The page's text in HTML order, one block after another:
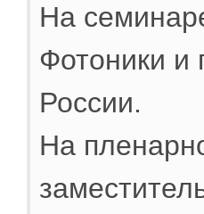
На
Фотоники
России.
На